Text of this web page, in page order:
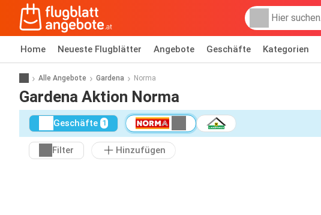
Home Neueste Flugblätter Angebote Geschäfte Kategorien
Alle Angebote Gardena Norma
Gardena Aktion Norma
Geschäfte 1
Filter Hinzufügen